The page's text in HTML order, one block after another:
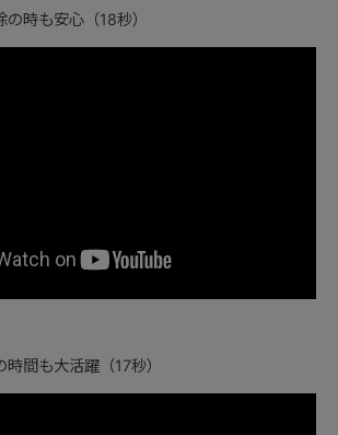
時も安心（18秒）
間も大活躍（17秒）